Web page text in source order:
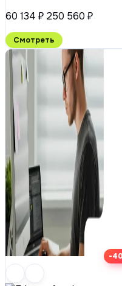
60 134 ₽ 250 560 ₽
Смотреть
-